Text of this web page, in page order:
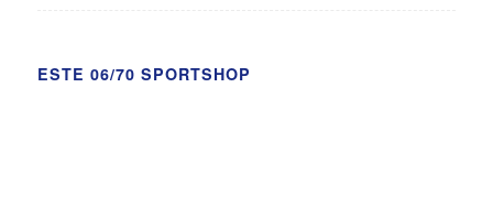
ESTE 06/70 SPORTSHOP